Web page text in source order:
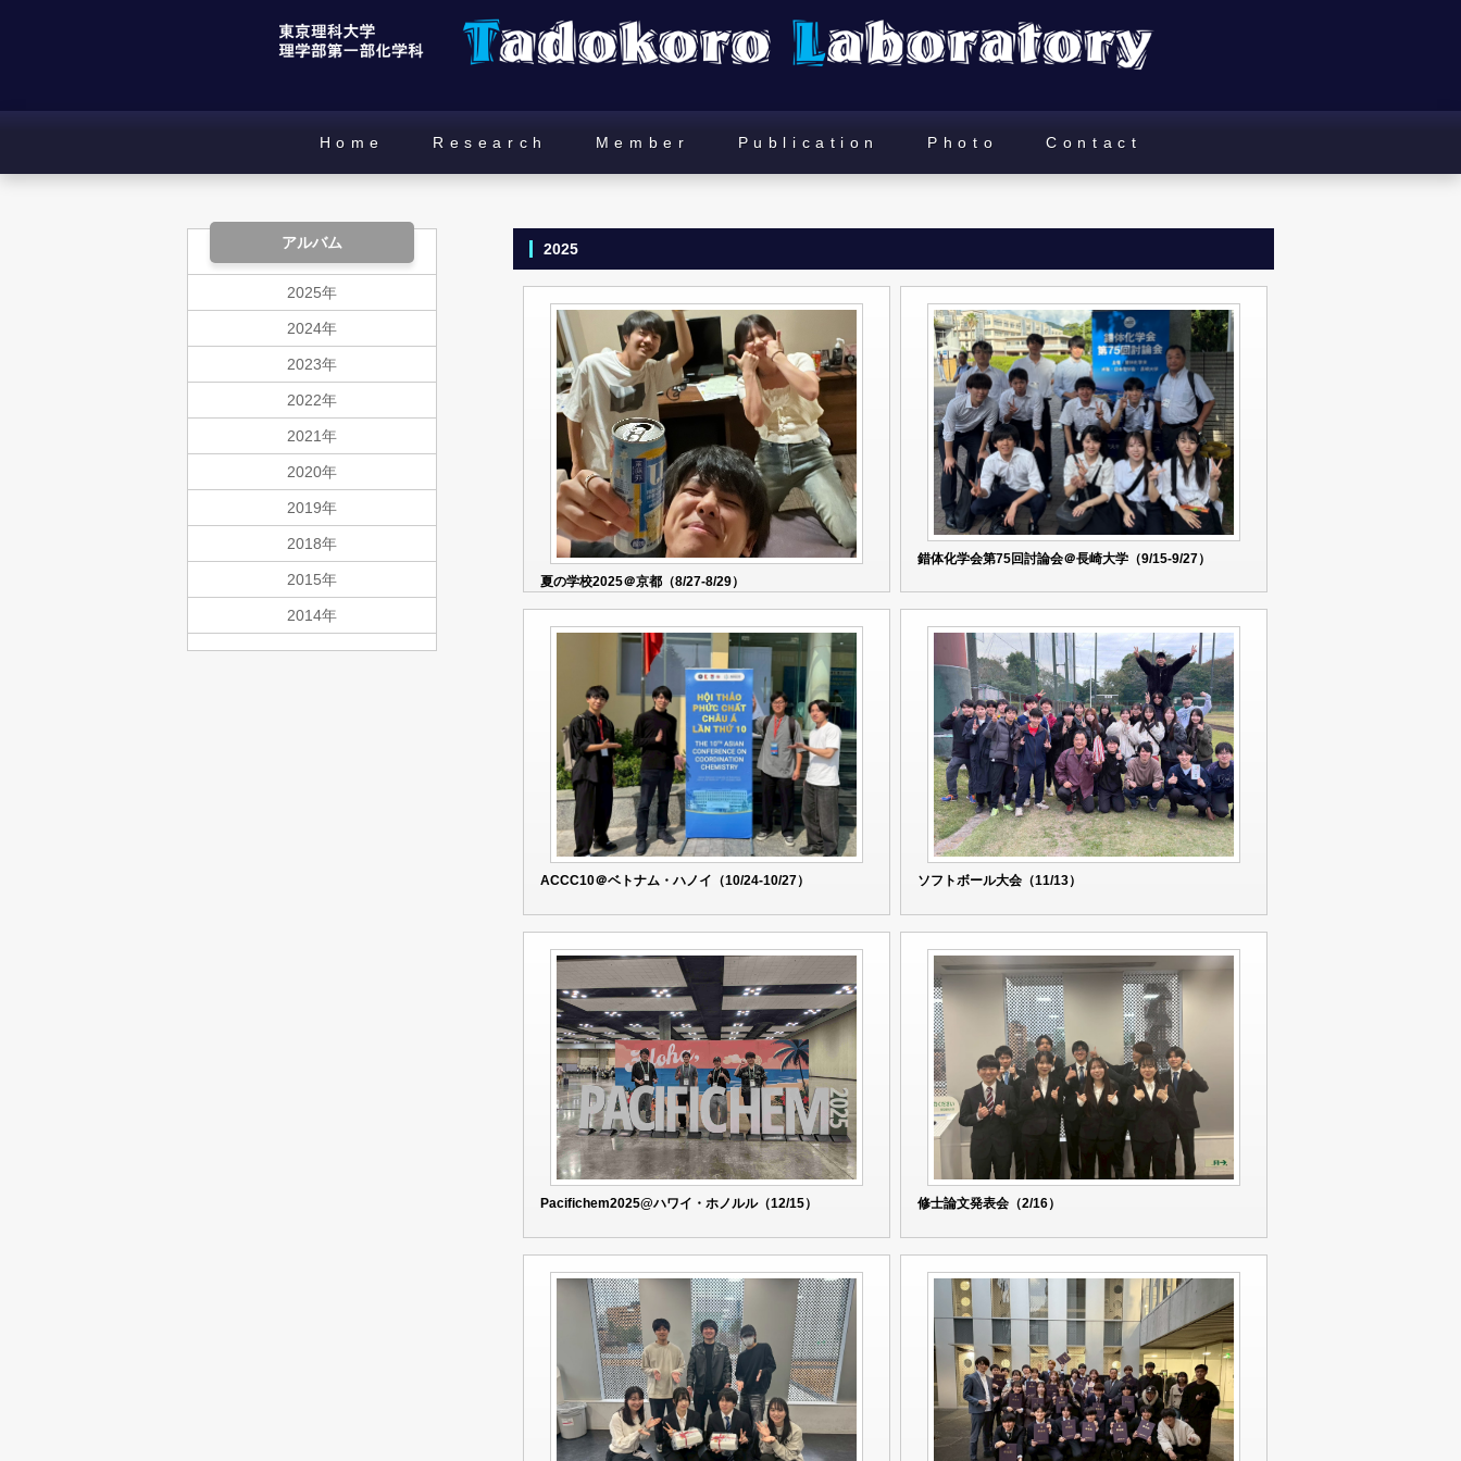
Home Research Member Publication Photo Contact
2025
夏の学校2025＠京都（8/27-8/29）
錯体化学会第75回討論会＠長崎大学（9/15-9/27）
ACCC10＠ベトナム・ハノイ（10/24-10/27） ソフトボール大会（11/13）
Pacifichem2025@ハワイ・ホノルル（12/15） 修士論文発表会（2/16）
アルバム
2025年
2024年
2023年
2022年
2021年
2020年
2019年
2018年
2015年
2014年